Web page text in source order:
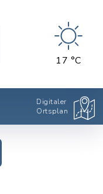
17 °C
Digitaler
Ortsplan